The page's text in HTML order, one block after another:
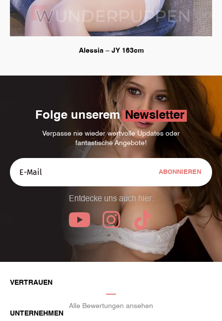
Alessia – JY 163cm
Folge unserem Newsletter
Verpasse nie wieder wertvolle Updates oder
fantastische Angebote!
ABONNIEREN
Entdecke uns auch hier:
VERTRAUEN
Alle Bewertungen ansehen
UNTERNEHMEN